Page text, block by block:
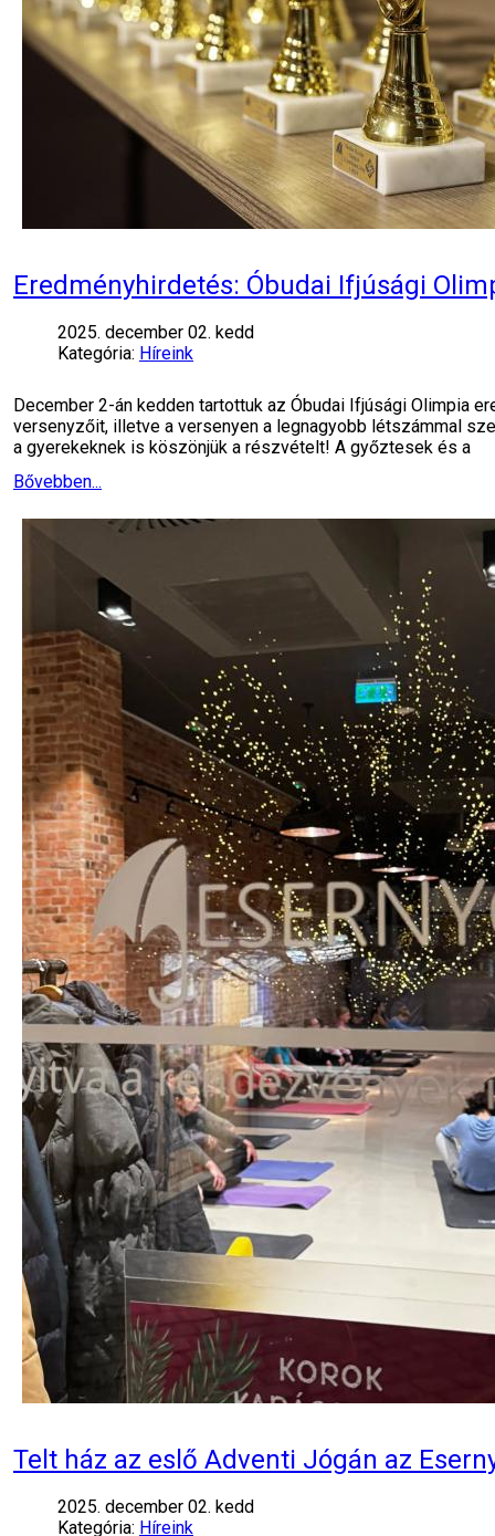
Eredményhirdetés: Óbudai Ifjúsági
2025. december 02. kedd
Kategória: Híreink
December 2-án kedden tartottuk az Óbudai Ifjúsági Olimpia
versenyzőit, illetve a versenyen a legnagyobb létszámmal
a gyerekeknek is köszönjük a részvételt! A győztesek és a
Bővebben...
Telt ház az eslő Adventi Jógán az
2025. december 02. kedd
Kategória: Híreink